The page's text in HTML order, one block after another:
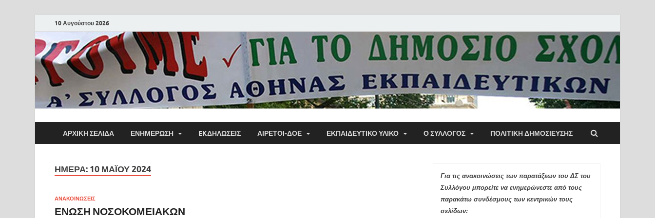
10 Αυγούστου 2026
Α΄ Σύλλογος Αθηνών
Εκπαιδευτικών Π.Ε.
ΑΡΧΙΚΗ ΣΕΛΙΔΑ ΕΝΗΜΕΡΩΣΗ EKΔΗΛΩΣΕΙΣ ΑΙΡΕΤΟΙ-ΔΟΕ ΕΚΠΑΙΔΕΥΤΙΚΌ ΥΛΙΚΌ Ο ΣΥΛΛΟΓΟΣ ΠΟΛΙΤΙΚΉ ΔΗΜΟΣΊΕΥΣΗΣ
ΗΜΈΡΑ: 10 ΜΑΪ́ΟΥ 2024
ΑΝΑΚΟΙΝΩΣΕΙΣ
ΕΝΩΣΗ ΝΟΣΟΚΟΜΕΙΑΚΩΝ
Για τις ανακοινώσεις των παρατάξεων του ΔΣ του
Συλλόγου μπορείτε να ενημερώνεστε από τους
παρακάτω συνδέσμους των κεντρικών τους
σελίδων: